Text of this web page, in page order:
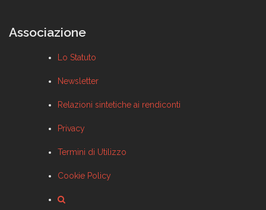
Associazione
Lo Statuto
Newsletter
Relazioni sintetiche ai rendiconti
Privacy
Termini di Utilizzo
Cookie Policy